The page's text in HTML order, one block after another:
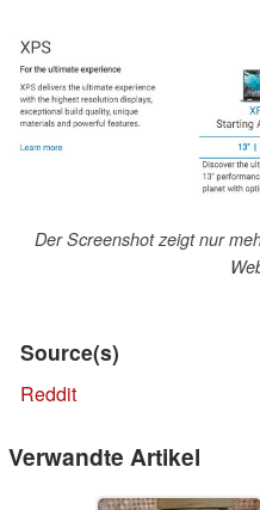
Der Screenshot zeigt nur
Source(s)
Reddit
Verwandte Artikel